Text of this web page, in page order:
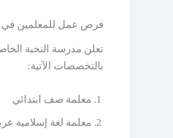
فرص عمل للمعلمين في
بالتخصصات الآتية:
معلمة صف ابتدائي
معلمة لغة إسلامية